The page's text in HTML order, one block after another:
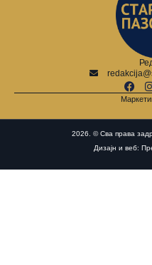
2026. © Сва права
Дизајн и веб: